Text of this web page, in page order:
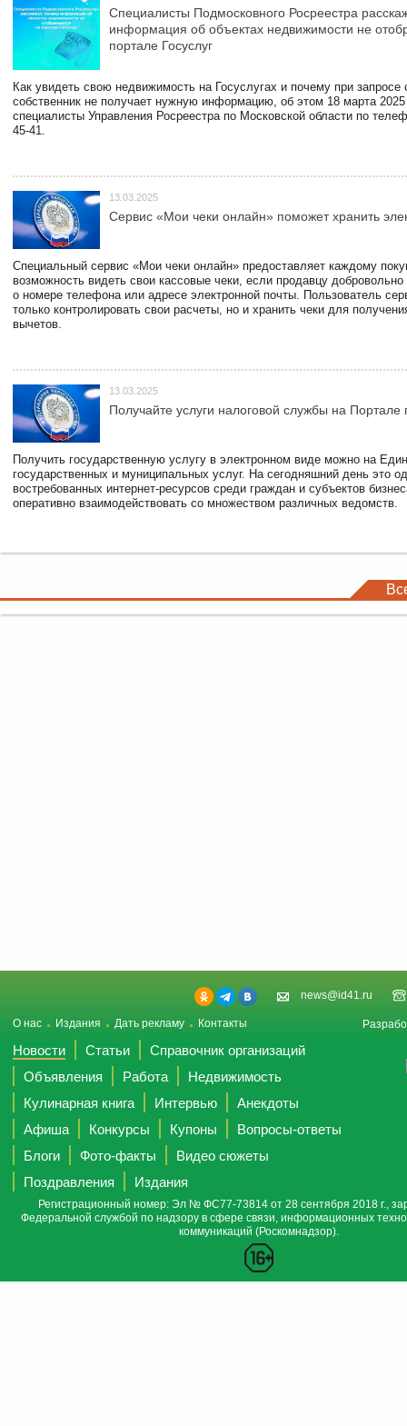
Специалисты Подмосковного Росреестра
информация об объектах недвижимости не
портале Госуслуг
Как увидеть свою недвижимость на Госуслугах и почему при запросе
собственник не получает нужную информацию, об этом 18 марта 2025
специалисты Управления Росреестра по Московской области по
45-41.
13.03.2025
Сервис «Мои чеки онлайн» поможет хранить
Специальный сервис «Мои чеки онлайн» предоставляет каждому
возможность видеть свои кассовые чеки, если продавцу
о номере телефона или адресе электронной почты. Пользователь
только контролировать свои расчеты, но и хранить чеки для
вычетов.
13.03.2025
Получайте услуги налоговой службы на Портале
Получить государственную услугу в электронном виде можно на
государственных и муниципальных услуг. На сегодняшний день это
востребованных интернет-ресурсов среди граждан и субъектов
оперативно взаимодействовать со множеством различных ведомств.
news@id41.ru
О нас Издания Дать рекламу Контакты
Новости Статьи
Справочник организаций
Объявления
Работа
Недвижимость
Кулинарная книга
Интервью
Анекдоты
Афиша
Конкурсы Купоны
Вопросы-ответы
Блоги
Фото-факты
Видео сюжеты
Поздравления
Издания
Регистрационный номер: Эл № ФС77-73814 от 28 сентября 2018 г.,
Федеральной службой по надзору в сфере связи, информационных
коммуникаций (Роскомнадзор).